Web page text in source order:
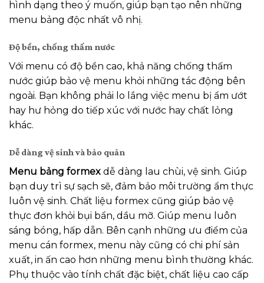
hình dạng theo ý muốn, giúp bạn tạo nên những
menu bảng độc nhất vô nhị.
Độ bền, chống thấm nước
Với menu có độ bền cao, khả năng chống thấm
nước giúp bảo vệ menu khỏi những tác động bên
ngoài. Bạn không phải lo lắng việc menu bị ẩm ướt
hay hư hỏng do tiếp xúc với nước hay chất lỏng
khác.
Dễ dàng vệ sinh và bảo quản
Menu bảng formex dễ dàng lau chùi, vệ sinh. Giúp
bạn duy trì sự sạch sẽ, đảm bảo môi trường ẩm thực
luôn vệ sinh. Chất liệu formex cũng giúp bảo vệ
thực đơn khỏi bụi bẩn, dầu mỡ. Giúp menu luôn
sáng bóng, hấp dẫn. Bên cạnh những ưu điểm của
menu cán formex, menu này cũng có chi phí sản
xuất, in ấn cao hơn những menu bình thường khác.
Phụ thuộc vào tính chất đặc biệt, chất liệu cao cấp